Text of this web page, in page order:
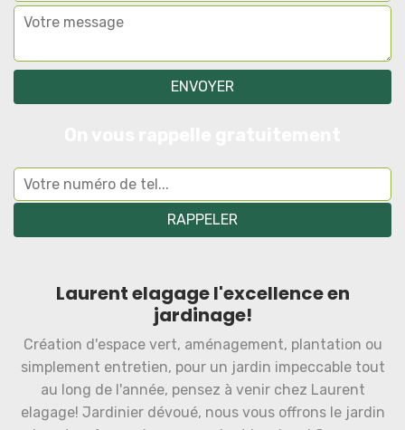
Laurent elagage l'excellence en
jardinage!
Création d'espace vert, aménagement, plantation ou
simplement entretien, pour un jardin impeccable tout
au long de l'année, pensez à venir chez Laurent
elagage! Jardinier dévoué, nous vous offrons le jardin